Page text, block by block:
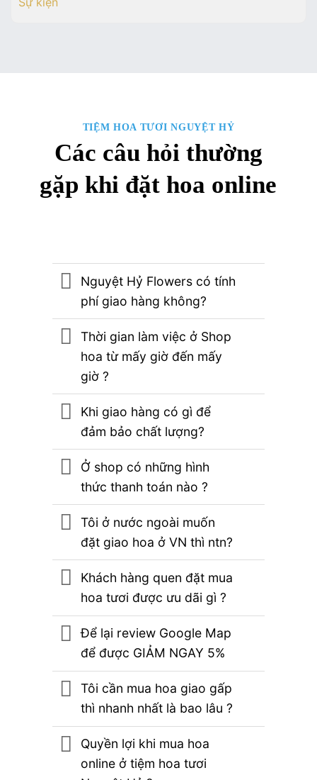
TIỆM HOA TƯƠI NGUYỆT HỶ
Các câu hỏi thường
gặp khi đặt hoa online
Nguyệt Hỷ Flowers có tính
phí giao hàng không?
Thời gian làm việc ở Shop
hoa từ mấy giờ đến mấy
giờ ?
Khi giao hàng có gì để
đảm bảo chất lượng?
Ở shop có những hình
thức thanh toán nào ?
Tôi ở nước ngoài muốn
đặt giao hoa ở VN thì ntn?
Khách hàng quen đặt mua
hoa tươi được ưu dãi gì ?
Để lại review Google Map
để được GIẢM NGAY 5%
Tôi cần mua hoa giao gấp
thì nhanh nhất là bao lâu ?
Quyền lợi khi mua hoa
online ở tiệm hoa tươi